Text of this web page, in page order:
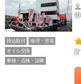
持込取付
修理・塗装
オイル交換
車検・点検・診断